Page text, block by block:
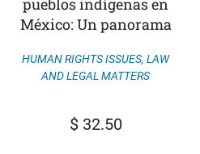
pueblos indígenas en
México: Un panorama
HUMAN RIGHTS ISSUES,LAW
AND LEGAL MATTERS
$32.50